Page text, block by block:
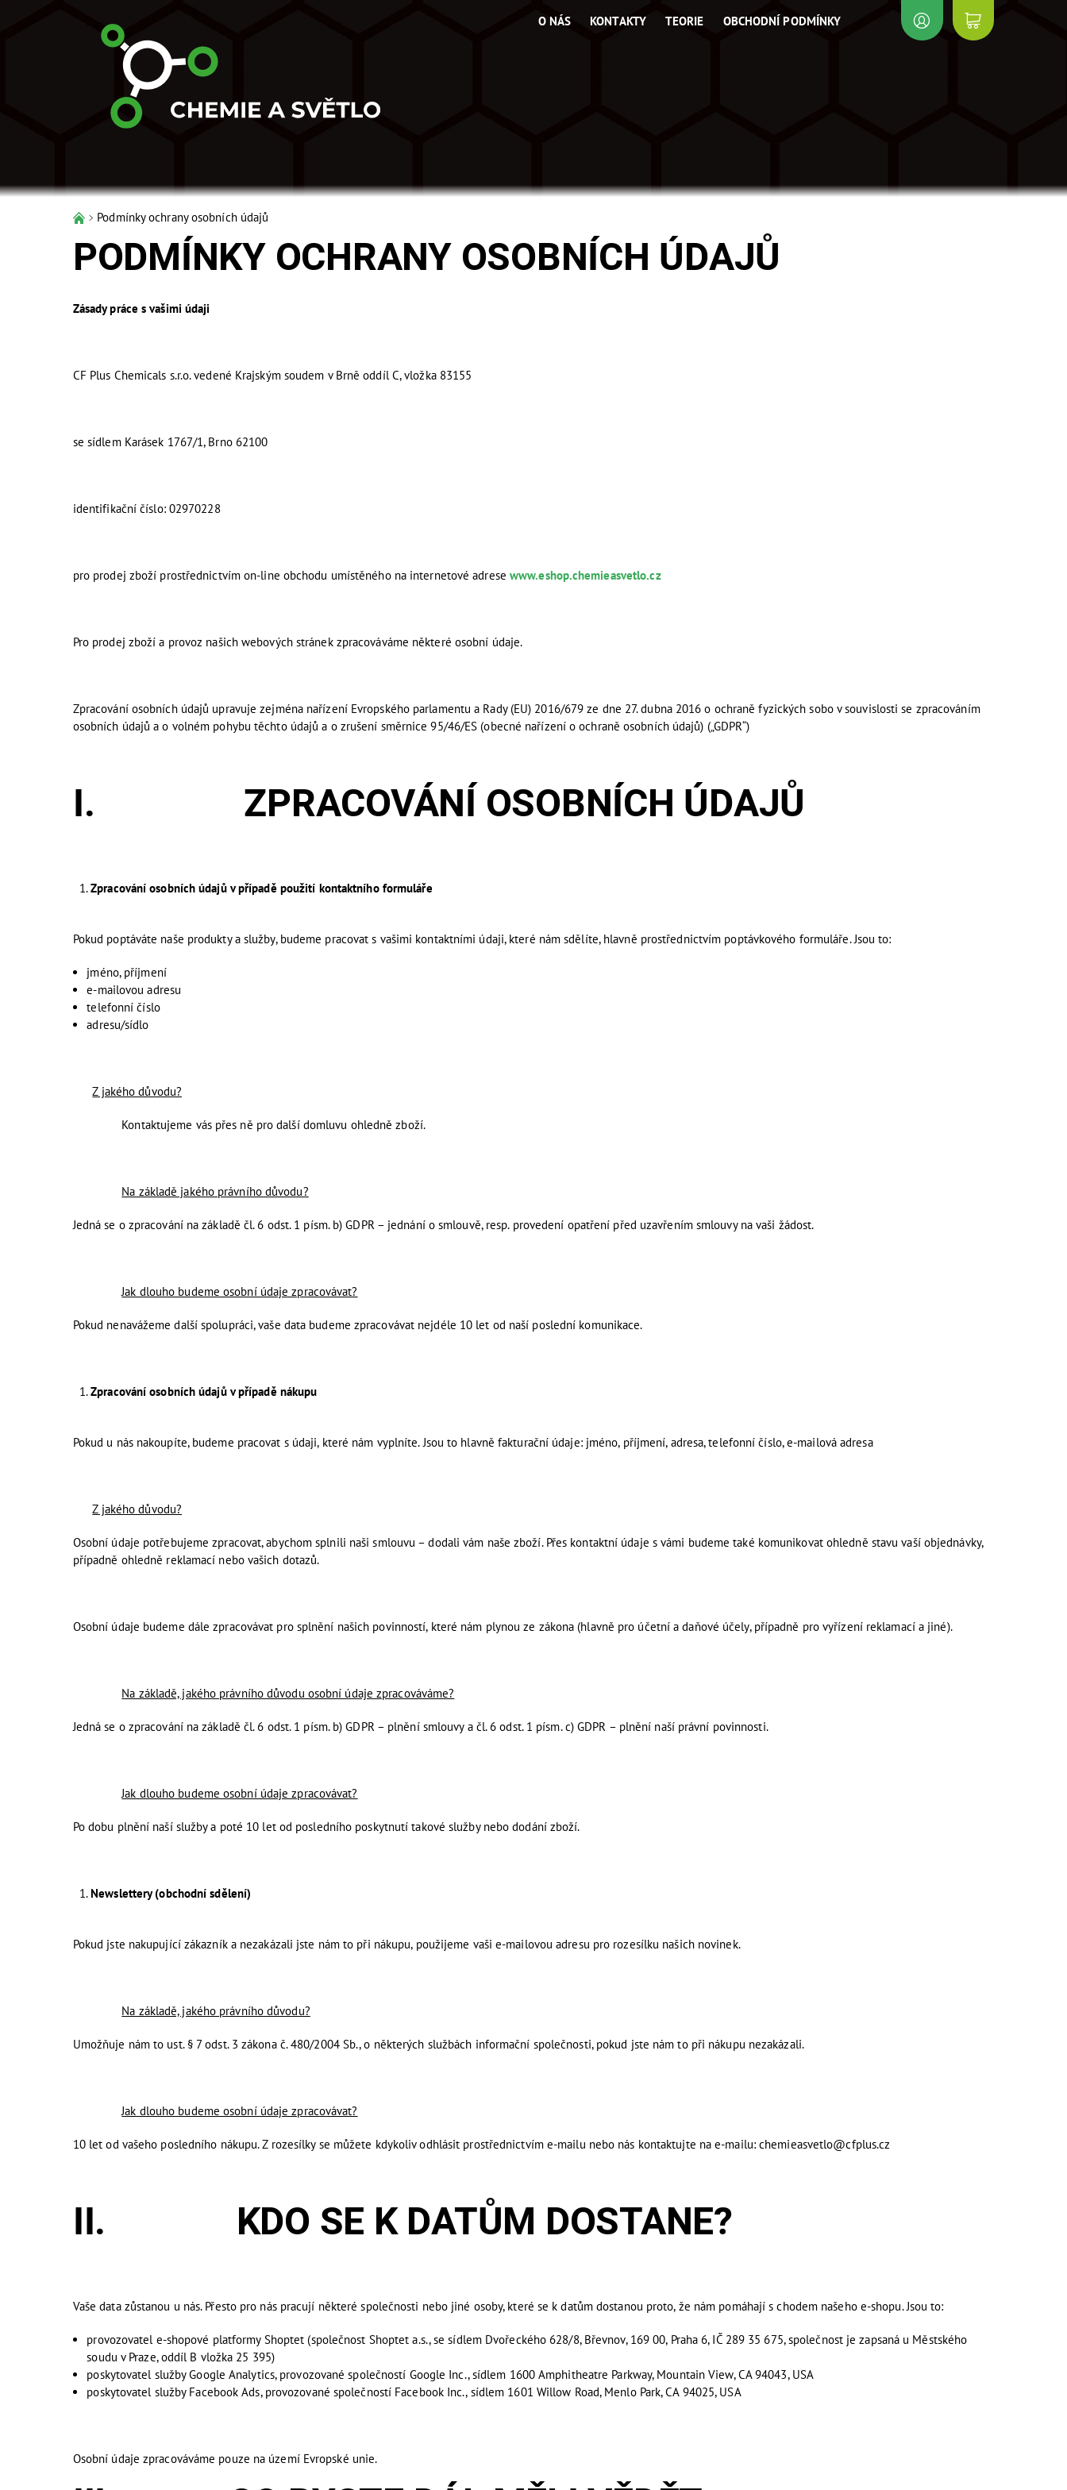
O NÁS KONTAKTY TEORIE OBCHODNÍ PODMÍNKY
Podmínky ochrany osobních údajů
PODMÍNKY OCHRANY OSOBNÍCH ÚDAJŮ
Zásady práce s vašimi údaji
CF Plus Chemicals s.r.o. vedené Krajským soudem v Brně oddíl C, vložka 83155
se sídlem Karásek 1767/1, Brno 62100
identifikační číslo: 02970228
pro prodej zboží prostřednictvím on-line obchodu umístěného na internetové adrese www.eshop.chemieasvetlo.cz
Pro prodej zboží a provoz našich webových stránek zpracováváme některé osobní údaje.
Zpracování osobních údajů upravuje zejména nařízení Evropského parlamentu a Rady (EU) 2016/679 ze dne 27. dubna 2016 o ochraně fyzických sobo v souvislosti se zpracováním
osobních údajů a o volném pohybu těchto údajů a o zrušení směrnice 95/46/ES (obecné nařízení o ochraně osobních údajů) („GDPR“)
I. ZPRACOVÁNÍ OSOBNÍCH ÚDAJŮ
Zpracování osobních údajů v případě použití kontaktního formuláře
Pokud poptáváte naše produkty a služby, budeme pracovat s vašimi kontaktními údaji, které nám sdělíte, hlavně prostřednictvím poptávkového formuláře. Jsou to:
jméno, příjmení
e-mailovou adresu
telefonní číslo
adresu/sídlo
Z jakého důvodu?
Kontaktujeme vás přes ně pro další domluvu ohledně zboží.
Na základě jakého právního důvodu?
Jedná se o zpracování na základě čl. 6 odst. 1 písm. b) GDPR – jednání o smlouvě, resp. provedení opatření před uzavřením smlouvy na vaši žádost.
Jak dlouho budeme osobní údaje zpracovávat?
Pokud nenavážeme další spolupráci, vaše data budeme zpracovávat nejdéle 10 let od naší poslední komunikace.
Zpracování osobních údajů v případě nákupu
Pokud u nás nakoupíte, budeme pracovat s údaji, které nám vyplníte. Jsou to hlavně fakturační údaje: jméno, příjmení, adresa, telefonní číslo, e-mailová adresa
Z jakého důvodu?
Osobní údaje potřebujeme zpracovat, abychom splnili naši smlouvu – dodali vám naše zboží. Přes kontaktní údaje s vámi budeme také komunikovat ohledně stavu vaší objednávky,
případně ohledně reklamací nebo vašich dotazů.
Osobní údaje budeme dále zpracovávat pro splnění našich povinností, které nám plynou ze zákona (hlavně pro účetní a daňové účely, případně pro vyřízení reklamací a jiné).
Na základě, jakého právního důvodu osobní údaje zpracováváme?
Jedná se o zpracování na základě čl. 6 odst. 1 písm. b) GDPR – plnění smlouvy a čl. 6 odst. 1 písm. c) GDPR – plnění naší právní povinnosti.
Jak dlouho budeme osobní údaje zpracovávat?
Po dobu plnění naší služby a poté 10 let od posledního poskytnutí takové služby nebo dodání zboží.
Newslettery (obchodní sdělení)
Pokud jste nakupující zákazník a nezakázali jste nám to při nákupu, použijeme vaši e-mailovou adresu pro rozesílku našich novinek.
Na základě, jakého právního důvodu?
Umožňuje nám to ust. § 7 odst. 3 zákona č. 480/2004 Sb., o některých službách informační společnosti, pokud jste nám to při nákupu nezakázali.
Jak dlouho budeme osobní údaje zpracovávat?
10 let od vašeho posledního nákupu. Z rozesílky se můžete kdykoliv odhlásit prostřednictvím e-mailu nebo nás kontaktujte na e-mailu: chemieasvetlo@cfplus.cz
II. KDO SE K DATŮM DOSTANE?
Vaše data zůstanou u nás. Přesto pro nás pracují některé společnosti nebo jiné osoby, které se k datům dostanou proto, že nám pomáhají s chodem našeho e-shopu. Jsou to:
provozovatel e-shopové platformy Shoptet (společnost Shoptet a.s., se sídlem Dvořeckého 628/8, Břevnov, 169 00, Praha 6, IČ 289 35 675, společnost je zapsaná u Městského
soudu v Praze, oddíl B vložka 25 395)
poskytovatel služby Google Analytics, provozované společností Google Inc., sídlem 1600 Amphitheatre Parkway, Mountain View, CA 94043, USA
poskytovatel služby Facebook Ads, provozované společností Facebook Inc., sídlem 1601 Willow Road, Menlo Park, CA 94025, USA
Osobní údaje zpracováváme pouze na území Evropské unie.